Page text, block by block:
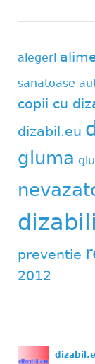
alegeri
sanatoase
copii cu
dizabil.eu
gluma
preventie
2012